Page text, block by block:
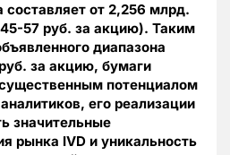
составляет от 2,256 млрд.
57 руб. за акцию). Таким
диапазона
за акцию, бумаги
потенциалом
его реализации
значительные
рынка IVD и уникальность